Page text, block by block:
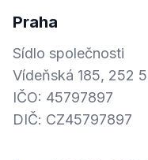
Praha
Sídlo společnosti
Vídeňská 185, 252
IČO: 45797897
DIČ: CZ45797897